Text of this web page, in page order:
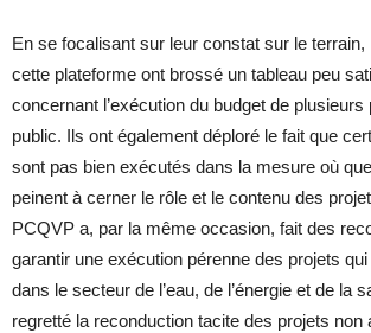
En se focalisant sur leur constat sur le
cette plateforme ont brossé un tableau peu
concernant l’exécution du budget de plusieurs
public. Ils ont également déploré le fait que
sont pas bien exécutés dans la mesure où
peinent à cerner le rôle et le contenu des
PCQVP a, par la même occasion, fait des
garantir une exécution pérenne des projets
dans le secteur de l’eau, de l’énergie et de la
regretté la reconduction tacite des projets non